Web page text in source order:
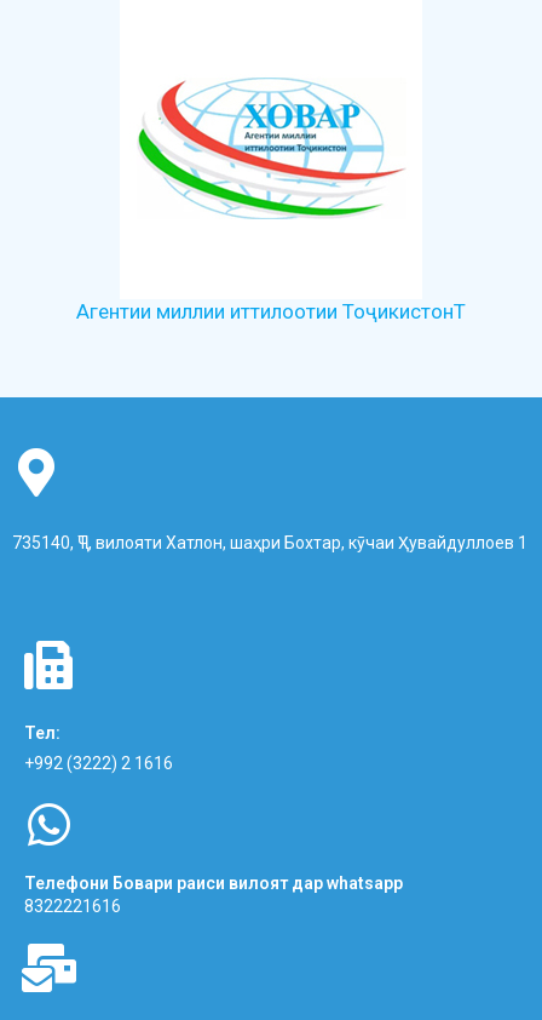
Агентии миллии иттилоотии ТоҷикистонТ
735140, ҶТ, вилояти Хатлон, шаҳри Бохтар, кӯчаи Ҳувайдуллоев 1
Тел:
+992 (3222) 2 1616
Телефони Бовари раиси вилоят дар whatsapp
8322221616